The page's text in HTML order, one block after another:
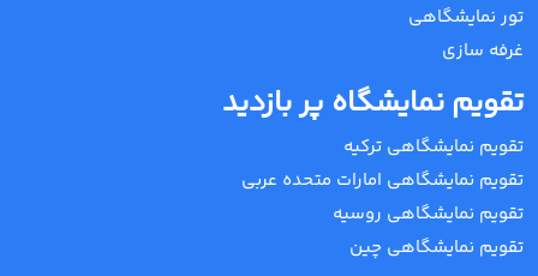
تور نمایشگاهی
غرفه سازی
تقویم نمایشگاه پر بازدید
تقویم نمایشگاهی ترکیه
تقویم نمایشگاهی امارات متحده عربی
تقویم نمایشگاهی روسیه
تقویم نمایشگاهی چین